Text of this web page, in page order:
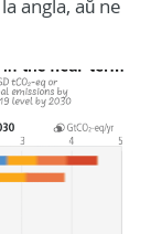
angla, aŭ ne